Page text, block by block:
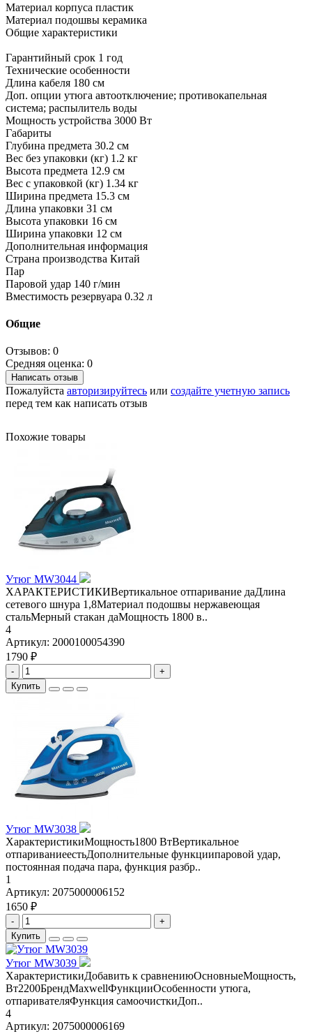
Материал корпуса пластик
Материал подошвы керамика
Общие характеристики
Гарантийный срок 1 год
Технические особенности
Длина кабеля 180 см
Доп. опции утюга автоотключение; противокапельная
система; распылитель воды
Мощность устройства 3000 Вт
Габариты
Глубина предмета 30.2 см
Вес без упаковки (кг) 1.2 кг
Высота предмета 12.9 см
Вес с упаковкой (кг) 1.34 кг
Ширина предмета 15.3 см
Длина упаковки 31 см
Высота упаковки 16 см
Ширина упаковки 12 см
Дополнительная информация
Страна производства Китай
Пар
Паровой удар 140 г/мин
Вместимость резервуара 0.32 л
Общие
Отзывов: 0
Средняя оценка: 0
Написать отзыв
Пожалуйста авторизируйтесь или создайте учетную запись
перед тем как написать отзыв
Похожие товары
Утюг MW3044
ХАРАКТЕРИСТИКИВертикальное отпаривание даДлина
сетевого шнура 1,8Материал подошвы нержавеющая
стальМерный стакан даМощность 1800 в..
4
Артикул: 2000100054390
1790 ₽
-
+
Купить
Утюг MW3038
ХарактеристикиМощность1800 ВтВертикальное
отпариваниеестьДополнительные функциипаровой удар,
постоянная подача пара, функция разбр..
1
Артикул: 2075000006152
1650 ₽
-
+
Купить
Утюг MW3039
ХарактеристикиДобавить к сравнениюОсновныеМощность,
Вт2200БрендMaxwellФункцииОсобенности утюга,
отпаривателяФункция самоочисткиДоп..
4
Артикул: 2075000006169